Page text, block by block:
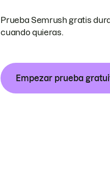
Prueba Semrush gratis
cuando quieras.
Empezar prueba